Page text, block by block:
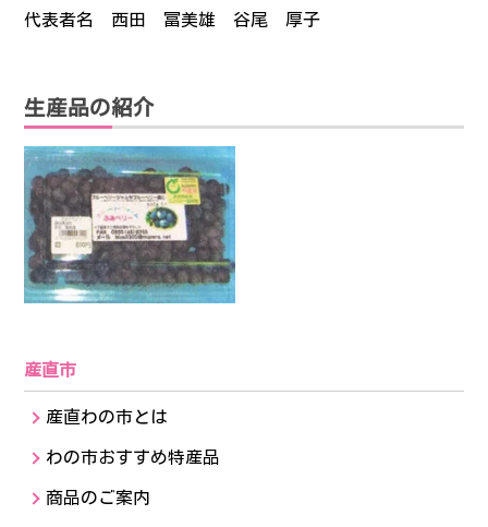
代表者名 西田 冨美雄 谷尾 厚子
生産品の紹介
産直市
産直わの市とは
わの市おすすめ特産品
商品のご案内